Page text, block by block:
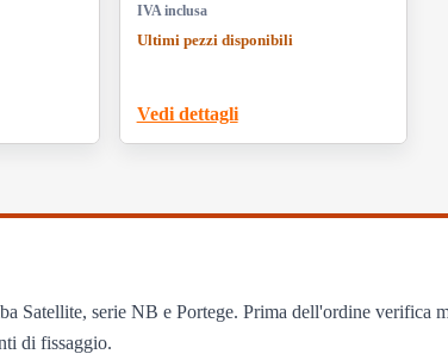
IVA inclusa
Ultimi pezzi disponibili
Vedi dettagli
Satellite, serie NB e Portege. Prima dell'ordine verifica
di fissaggio.